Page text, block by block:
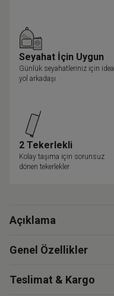
Seyahat İçin Uygun
Günlük seyahatleriniz için ideal
yol arkadaşı
2 Tekerlekli
Kolay taşıma için sorunsuz
dönen tekerlekler
Açıklama
Genel Özellikler
Teslimat & Kargo